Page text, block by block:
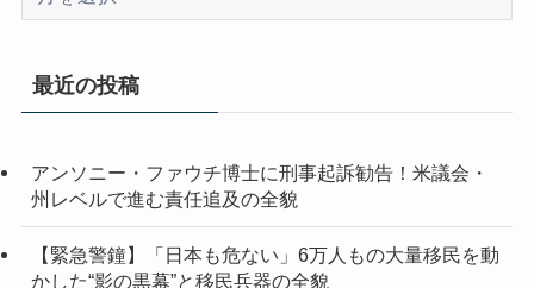
イ
最近の投稿
アンソニー・ファウチ博士に刑事起訴勧告！米議会・
州レベルで進む責任追及の全貌
【緊急警鐘】「日本も危ない」6万人もの大量移民を動
かした“影の黒幕”と移民兵器の全貌